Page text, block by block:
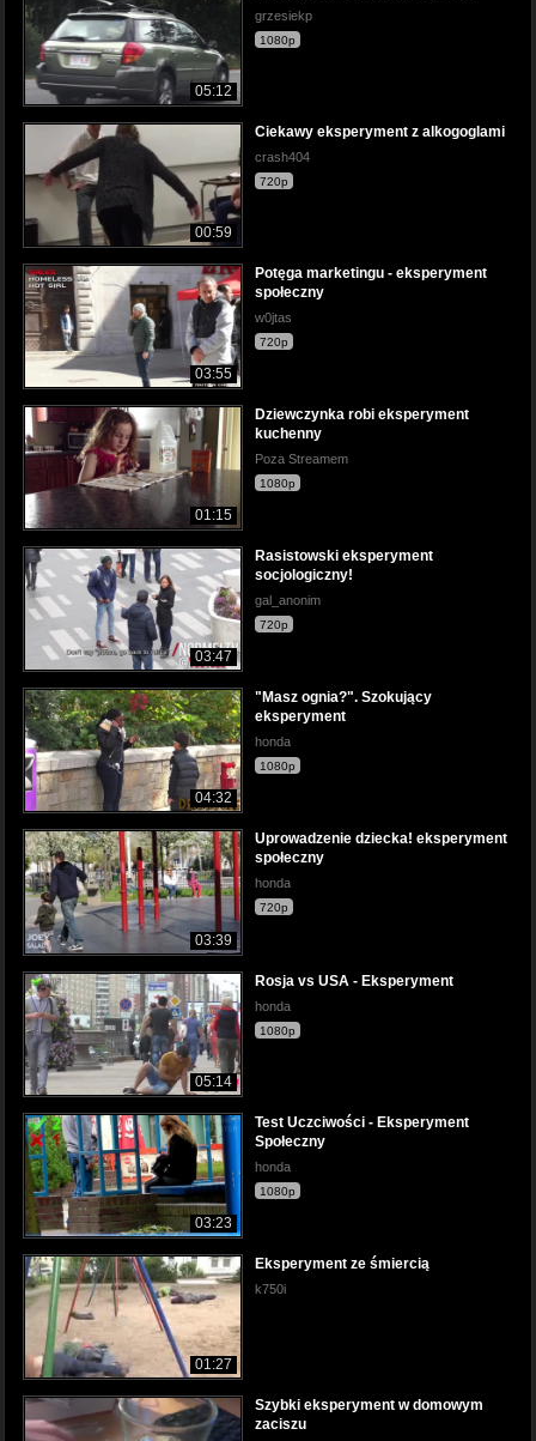
05:12
grzesiekp
1080p
00:59
Ciekawy eksperyment z alkogoglami
crash404
720p
03:55
Potęga marketingu - eksperyment
społeczny
w0jtas
720p
01:15
Dziewczynka robi eksperyment
kuchenny
Poza Streamem
1080p
03:47
Rasistowski eksperyment
socjologiczny!
gal_anonim
720p
04:32
"Masz ognia?". Szokujący
eksperyment
honda
1080p
03:39
Uprowadzenie dziecka! eksperyment
społeczny
honda
720p
05:14
Rosja vs USA - Eksperyment
honda
1080p
03:23
Test Uczciwości - Eksperyment
Społeczny
honda
1080p
01:27
Eksperyment ze śmiercią
k750i
Szybki eksperyment w domowym
zaciszu